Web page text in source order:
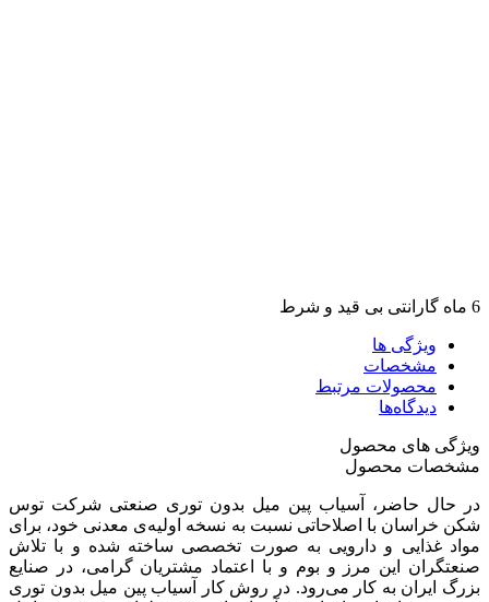
6 ماه گارانتی بی قید و شرط
ویژگی ها
مشخصات
محصولات مرتبط
دیدگاه‌ها
ویژگی های محصول
مشخصات محصول
در حال حاضر، آسیاب پین میل بدون توری صنعتی شرکت توس
شکن خراسان با اصلاحاتی نسبت به نسخه اولیه‌ی معدنی خود، برای
مواد غذایی و دارویی به صورت تخصصی ساخته شده و با تلاش
صنعتگران این مرز و بوم و با اعتماد مشتریان گرامی، در صنایع
بزرگ ایران به کار می‌رود. در روش کار آسیاب پین میل بدون توری